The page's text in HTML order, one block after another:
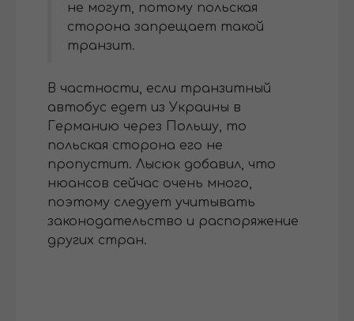
не могут, потому польская
сторона запрещает такой
транзит.
В частности, если транзитный
автобус едет из Украины в
Германию через Польшу, то
польская сторона его не
пропустит. Лысюк добавил, что
нюансов сейчас очень много,
поэтому следует учитывать
законодательство и распоряжение
других стран.